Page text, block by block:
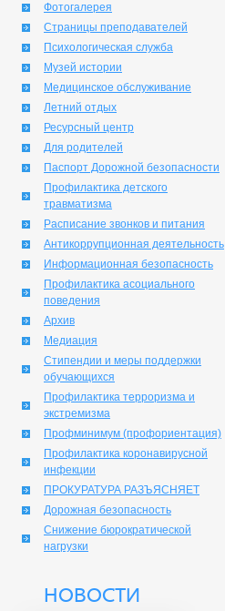
Фотогалерея
Страницы преподавателей
Психологическая служба
Музей истории
Медицинское обслуживание
Летний отдых
Ресурсный центр
Для родителей
Паспорт Дорожной безопасности
Профилактика детского
травматизма
Расписание звонков и питания
Антикоррупционная деятельность
Информационная безопасность
Профилактика асоциального
поведения
Архив
Медиация
Стипендии и меры поддержки
обучающихся
Профилактика терроризма и
экстремизма
Профминимум (профориентация)
Профилактика коронавирусной
инфекции
ПРОКУРАТУРА РАЗЪЯСНЯЕТ
Дорожная безопасность
Снижение бюрократической
нагрузки
НОВОСТИ